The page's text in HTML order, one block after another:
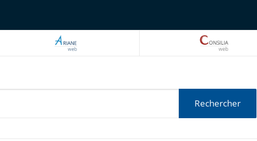
ARIANEWEB
Rechercher